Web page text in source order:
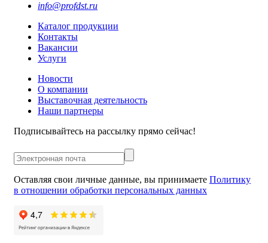
info@profdst.ru
Каталог продукции
Контакты
Вакансии
Услуги
Новости
О компании
Выставочная деятельность
Наши партнеры
Подписывайтесь на рассылку прямо сейчас!
Оставляя свои личные данные, вы принимаете Политику
в отношении обработки персональных данных